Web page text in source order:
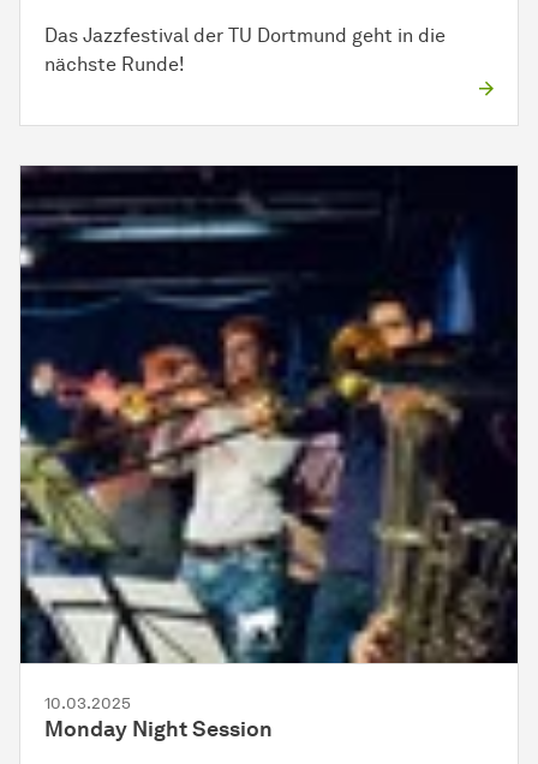
Das Jazzfestival der TU Dortmund geht in die
nächste Runde!
10.03.2025
Monday Night Session